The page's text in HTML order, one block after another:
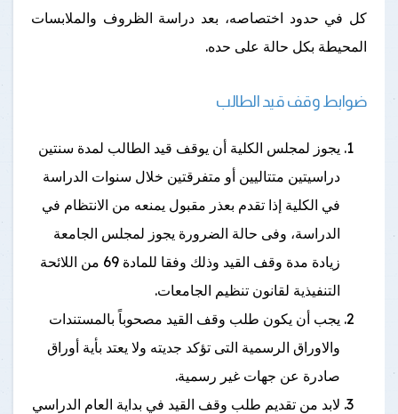
كل في حدود اختصاصه، بعد دراسة الظروف والملابسات
المحيطة بكل حالة على حده.
ضوابط وقف قيد الطالب
يجوز لمجلس الكلية أن يوقف قيد الطالب لمدة سنتين
دراسيتين متتاليين أو متفرقتين خلال سنوات الدراسة
في الكلية إذا تقدم بعذر مقبول يمنعه من الانتظام في
الدراسة، وفى حالة الضرورة يجوز لمجلس الجامعة
زيادة مدة وقف القيد وذلك وفقا للمادة 69 من اللائحة
التنفيذية لقانون تنظيم الجامعات.
يجب أن يكون طلب وقف القيد مصحوباً بالمستندات
والاوراق الرسمية التى تؤكد جديته ولا يعتد بأية أوراق
صادرة عن جهات غير رسمية.
لابد من تقديم طلب وقف القيد في بداية العام الدراسي